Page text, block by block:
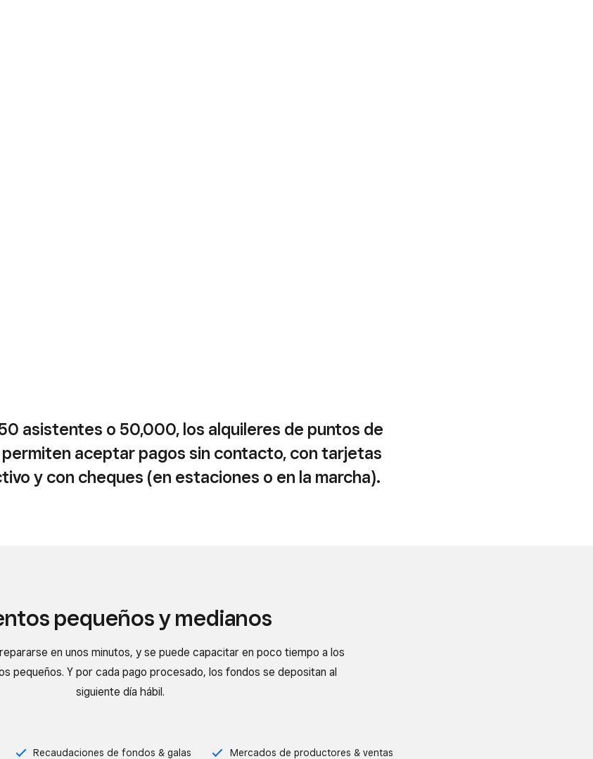
asistentes o 50,000, los alquileres de puntos de
permiten aceptar pagos sin contacto, con tarjetas
y con cheques (en estaciones o en la marcha).
pequeños y medianos
en unos minutos, y se puede capacitar en poco tiempo a los
pequeños. Y por cada pago procesado, los fondos se depositan al
siguiente día hábil.
Recaudaciones de fondos & galas Mercados de productores & ventas